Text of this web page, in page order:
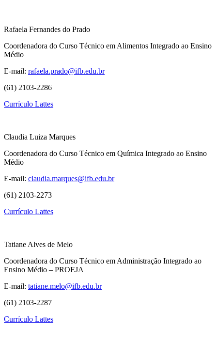
Rafaela Fernandes do Prado
Coordenadora do Curso Técnico em Alimentos Integrado ao Ensino
Médio
E-mail: rafaela.prado@ifb.edu.br
(61) 2103-2286
Currículo Lattes
Claudia Luiza Marques
Coordenadora do Curso Técnico em Química Integrado ao Ensino
Médio
E-mail: claudia.marques@ifb.edu.br
(61) 2103-2273
Currículo Lattes
Tatiane Alves de Melo
Coordenadora do Curso Técnico em Administração Integrado ao
Ensino Médio – PROEJA
E-mail: tatiane.melo@ifb.edu.br
(61) 2103-2287
Currículo Lattes